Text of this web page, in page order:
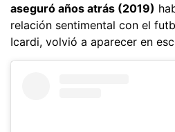
aseguró años atrás (2019)
relación sentimental con el
Icardi, volvió a aparecer en